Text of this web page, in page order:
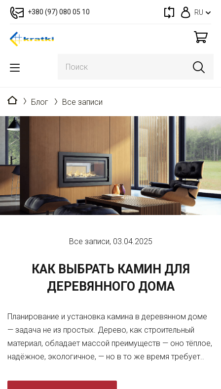
+380 (97) 080 05 10 RU
Главная
Блог Все записи
Все записи, 03.04.2025
КАК ВЫБРАТЬ КАМИН ДЛЯ
ДЕРЕВЯННОГО ДОМА
Планирование и установка камина в деревянном доме
— задача не из простых. Дерево, как строительный
материал, обладает массой преимуществ — оно тёплое,
надёжное, экологичное, — но в то же время требует..